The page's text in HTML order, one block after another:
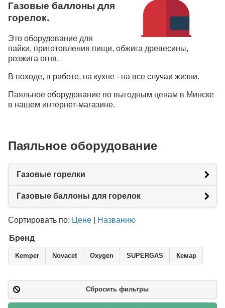
Газовые баллоны для
горелок.
Это оборудование для
пайки, приготовления пищи, обжига древесины,
розжига огня.
В походе, в работе, на кухне - на все случаи жизни.
Паяльное оборудование по выгодным ценам в Минске
в нашем интернет-магазине.
Паяльное оборудование
Газовые горелки
Газовые баллоны для горелок
Сортировать по: Цене Названию
Бренд
Kemper Novacet Oxygen SUPERGAS Кемар
Сбросить фильтры